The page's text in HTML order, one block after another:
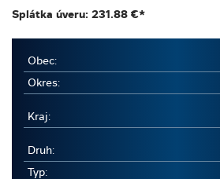
Splátka úveru: 231.88 €*
Obec:
Okres:
Kraj:
Druh:
Typ: